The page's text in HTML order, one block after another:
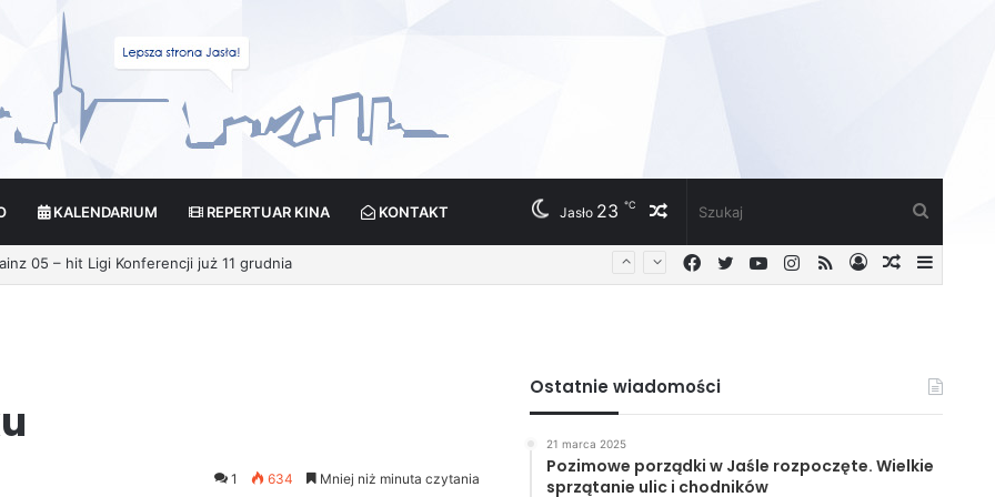
KALENDARIUM REPERTUAR KINA KONTAKT Losowy
artykuł
Jasło 23 ℃
Losowy
Zaloguj
RSS
Instagram
YouTube
Twitter
Facebook
1 634 Mniej niż minuta czytania
Ostatnie wiadomości
21 marca 2025
Pozimowe porządki w Jaśle rozpoczęte. Wielkie
sprzątanie ulic i chodników